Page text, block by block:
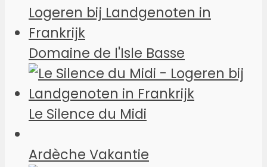
Domaine de l'Isle Basse
Le Silence du Midi
Ardèche Vakantie